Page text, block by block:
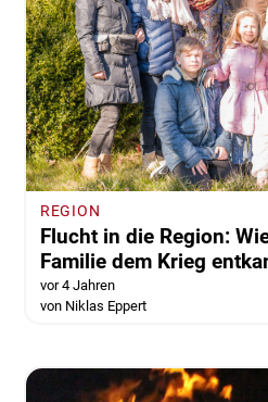
REGION
Flucht in die Region:
Familie dem Krieg
vor 4 Jahren
von Niklas Eppert